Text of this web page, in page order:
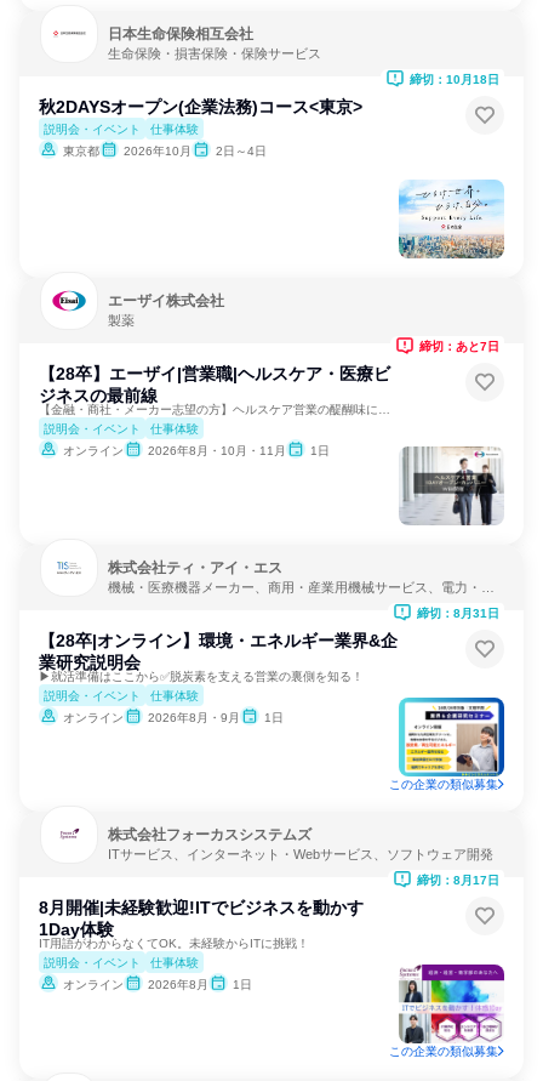
日本生命保険相互会社
生命保険・損害保険・保険サービス
秋2DAYSオープン(企業法務)コース<東京>
説明会・イベント
仕事体験
東京都
2026年10月 2日～4日
締切：10月18日
エーザイ株式会社
製薬
【28卒】エーザイ|営業職|ヘルスケア・医療ビ
ジネスの最前線
説明会・イベント
仕事体験
オンライン
2026年8月・10月・11月 1日
締切：あと7日
株式会社ティ・アイ・エス
機械・医療機器メーカー、商用・産業用機械サービス、電力・ガ
【28卒|オンライン】環境・エネルギー業界&企
業研究説明会
▶就活準備はここから✅脱炭素を支える営業の裏側を知る！
説明会・イベント
仕事体験
オンライン
2026年8月・9月 1日
締切：8月31日
この企業の類似募集
株式会社フォーカスシステムズ
ITサービス、インターネット・Webサービス、ソフトウェア開発
8月開催|未経験歓迎!ITでビジネスを動かす
1Day体験
IT用語がわからなくてOK。未経験からITに挑戦！
説明会・イベント
仕事体験
オンライン
2026年8月 1日
締切：8月17日
この企業の類似募集